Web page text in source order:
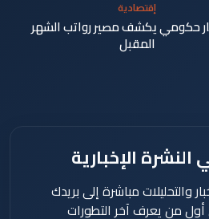
إقتصادية
حكومي يكشف مصير رواتب الشهر
المقبل
الإخبارية
والتحليلات مباشرة إلى بريدك
أول من يعرف آخر التطورات